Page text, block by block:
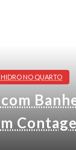
NO QUARTO